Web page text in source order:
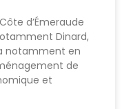
d’Émeraude
Dinard,
notamment en
de
et